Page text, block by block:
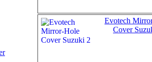
Evotech
Cover